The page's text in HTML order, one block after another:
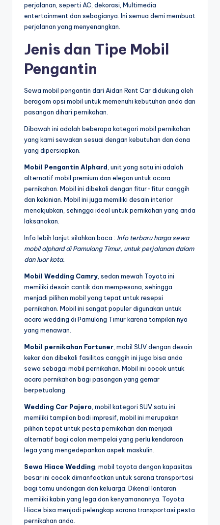
perjalanan, seperti AC, dekorasi, Multimedia
entertainment dan sebagianya. Ini semua demi membuat
perjalanan yang menyenangkan.
Jenis dan Tipe Mobil
Pengantin
Sewa mobil pengantin dari Aidan Rent Car didukung oleh
beragam opsi mobil untuk memenuhi kebutuhan anda dan
pasangan dihari pernikahan.
Dibawah ini adalah beberapa kategori mobil pernikahan
yang kami sewakan sesuai dengan kebutuhan dan dana
yang dipersiapkan.
Mobil Pengantin Alphard , unit yang satu ini adalah
alternatif mobil premium dan elegan untuk acara
pernikahan. Mobil ini dibekali dengan fitur-fitur canggih
dan kekinian. Mobil ini juga memiliki desain interior
menakjubkan, sehingga ideal untuk pernikahan yang anda
laksanakan.
Info lebih lanjut silahkan baca : Info terbaru harga sewa
mobil alphard di Pamulang Timur, untuk perjalanan dalam
dan luar kota.
Mobil Wedding Camry , sedan mewah Toyota ini
memiliki desain cantik dan mempesona, sehingga
menjadi pilihan mobil yang tepat untuk resepsi
pernikahan. Mobil ini sangat populer digunakan untuk
acara wedding di Pamulang Timur karena tampilan nya
yang menawan.
Mobil pernikahan Fortuner , mobil SUV dengan desain
kekar dan dibekali fasilitas canggih ini juga bisa anda
sewa sebagai mobil pernikahan. Mobil ini cocok untuk
acara pernikahan bagi pasangan yang gemar
berpetualang.
Wedding Car Pajero , mobil kategori SUV satu ini
memiliki tampilan bodi impresif, mobil ini merupakan
pilihan tepat untuk pesta pernikahan dan menjadi
alternatif bagi calon mempelai yang perlu kendaraan
lega yang mengedepankan aspek maskulin.
Sewa Hiace Wedding , mobil toyota dengan kapasitas
besar ini cocok dimanfaatkan untuk sarana transportasi
bagi tamu undangan dan keluarga. Dikenal lantaran
memiliki kabin yang lega dan kenyamanannya. Toyota
Hiace bisa menjadi pelengkap sarana transportasi pesta
pernikahan anda.